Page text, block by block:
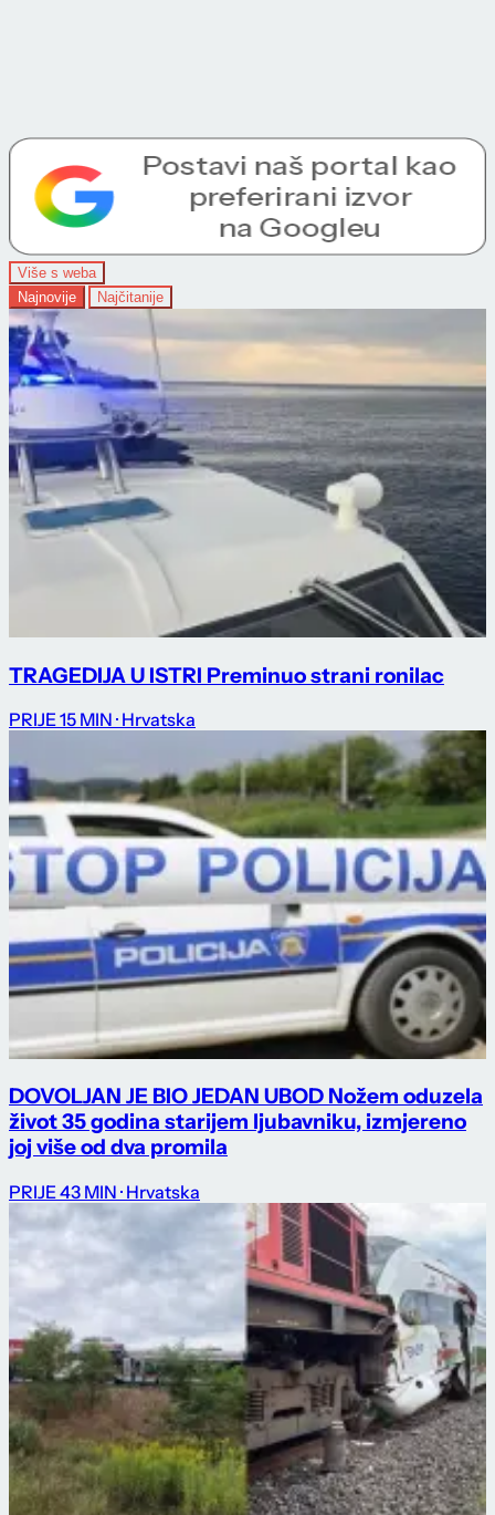
Više s weba
Najnovije
Najčitanije
TRAGEDIJA U ISTRI Preminuo strani ronilac
PRIJE 15 MIN · Hrvatska
DOVOLJAN JE BIO JEDAN UBOD Nožem oduzela
život 35 godina starijem ljubavniku, izmjereno
joj više od dva promila
PRIJE 43 MIN · Hrvatska